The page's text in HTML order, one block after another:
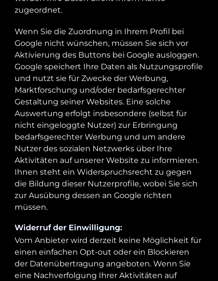
zugeordnet.
Wenn Sie die Zuordnung in Ihrem Profil bei
Google nicht wünschen, müssen Sie sich vor
Aktivierung des Buttons bei Google ausloggen.
Google speichert Ihre Daten als Nutzungsprofile
und nutzt sie für Zwecke der Werbung,
Marktforschung und/oder bedarfsgerechter
Gestaltung seiner Websites. Eine solche
Auswertung erfolgt insbesondere (selbst für
nicht eingeloggte Nutzer) zur Erbringung
bedarfsgerechter Werbung und um andere
Nutzer des sozialen Netzwerks über Ihre
Aktivitäten auf unserer Website zu informieren.
Ihnen steht ein Widerspruchsrecht zu gegen
die Bildung dieser Nutzerprofile, wobei Sie sich
zur Ausübung dessen an Google richten
müssen.
Widerruf der Einwilligung:
Vom Anbieter wird derzeit keine Möglichkeit für
einen einfachen Opt-out oder ein Blockieren
der Datenübertragung angeboten. Wenn Sie
eine Nachverfolgung Ihrer Aktivitäten auf